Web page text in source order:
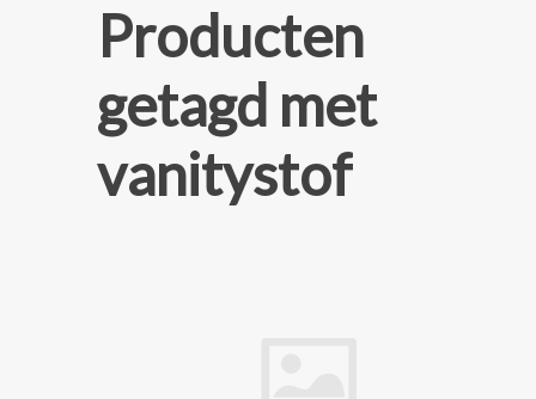
Producten
getagd met
vanitystof